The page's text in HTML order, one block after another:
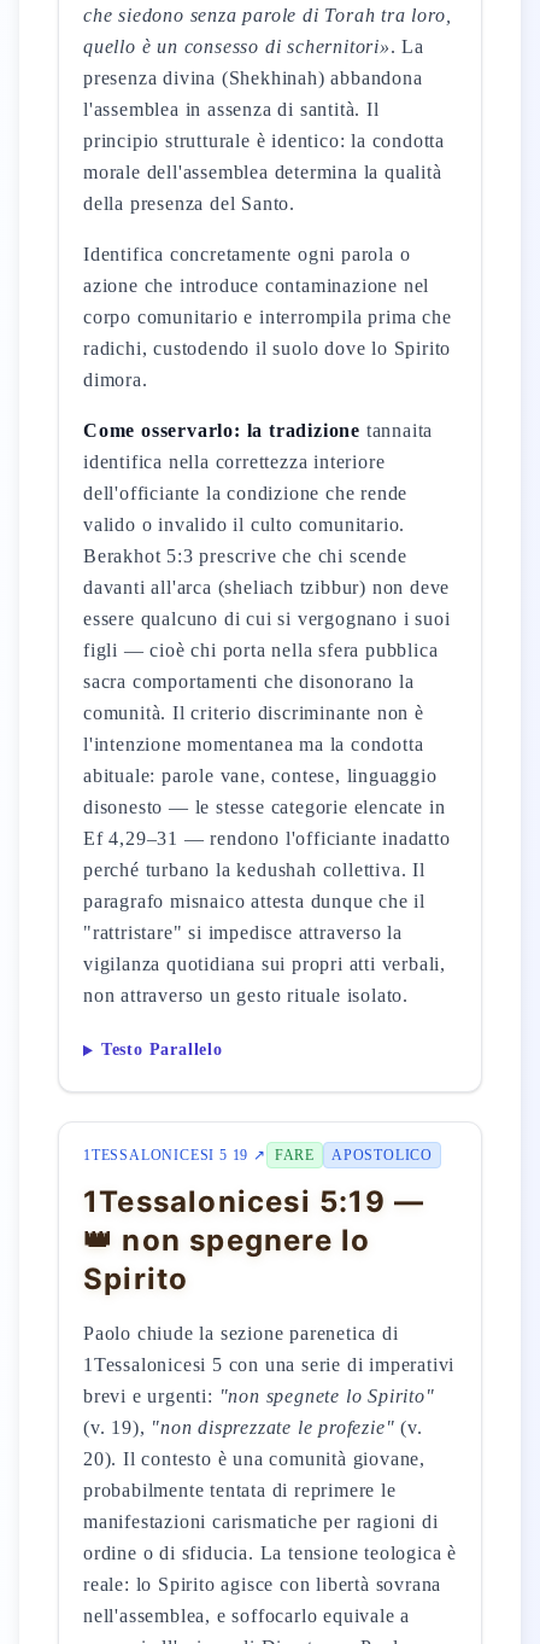
che siedono senza parole di Torah tra loro,
quello è un consesso di schernitori». La
presenza divina (Shekhinah) abbandona
l'assemblea in assenza di santità. Il
principio strutturale è identico: la condotta
morale dell'assemblea determina la qualità
della presenza del Santo.
Identifica concretamente ogni parola o
azione che introduce contaminazione nel
corpo comunitario e interrompila prima che
radichi, custodendo il suolo dove lo Spirito
dimora.
Come osservarlo: la tradizione tannaita
identifica nella correttezza interiore
dell'officiante la condizione che rende
valido o invalido il culto comunitario.
Berakhot 5:3 prescrive che chi scende
davanti all'arca (sheliach tzibbur) non deve
essere qualcuno di cui si vergognano i suoi
figli — cioè chi porta nella sfera pubblica
sacra comportamenti che disonorano la
comunità. Il criterio discriminante non è
l'intenzione momentanea ma la condotta
abituale: parole vane, contese, linguaggio
disonesto — le stesse categorie elencate in
Ef 4,29–31 — rendono l'officiante inadatto
perché turbano la kedushah collettiva. Il
paragrafo misnaico attesta dunque che il
"rattristare" si impedisce attraverso la
vigilanza quotidiana sui propri atti verbali,
non attraverso un gesto rituale isolato.
Testo Parallelo
1TESSALONICESI 5 19 ↗ FARE APOSTOLICO
1Tessalonicesi 5:19 —
👑 non spegnere lo
Spirito
Paolo chiude la sezione parenetica di
1Tessalonicesi 5 con una serie di imperativi
brevi e urgenti: "non spegnete lo Spirito"
(v. 19), "non disprezzate le profezie" (v.
20). Il contesto è una comunità giovane,
probabilmente tentata di reprimere le
manifestazioni carismatiche per ragioni di
ordine o di sfiducia. La tensione teologica è
reale: lo Spirito agisce con libertà sovrana
nell'assemblea, e soffocarlo equivale a